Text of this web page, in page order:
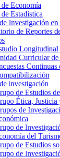
Economía
Estadística
Investigación
de Reportes
Longitudinal
Curricular de
Continuas
investigación
de Estudios
Ética, Justicia
de
de
del
de Estudios
de